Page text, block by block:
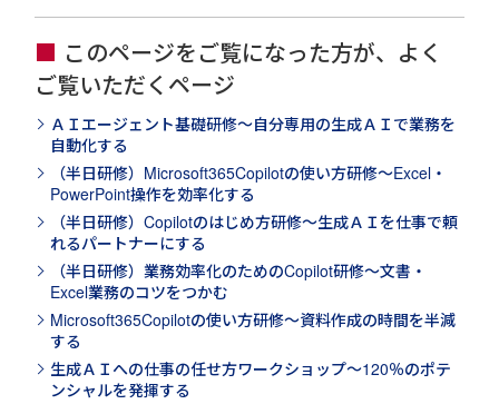
このページをご覧になった方が、よく
ご覧いただくページ
ＡＩエージェント基礎研修～自分専用の生成ＡＩで業務を
自動化する
（半日研修）Microsoft365Copilotの使い方研修～Excel・
PowerPoint操作を効率化する
（半日研修）Copilotのはじめ方研修～生成ＡＩを仕事で頼
れるパートナーにする
（半日研修）業務効率化のためのCopilot研修～文書・
Excel業務のコツをつかむ
Microsoft365Copilotの使い方研修～資料作成の時間を半減
する
生成ＡＩへの仕事の任せ方ワークショップ～120％のポテ
ンシャルを発揮する